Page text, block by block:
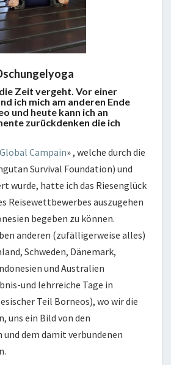
Zeit vergeht. Vor einer
ich mich am anderen Ende
und heute kann ich an
zurückdenken die ich
Global Campain» , welche durch die
Survival Foundation) und
wurde, hatte ich das Riesenglück
Reisewettbewerbes auszugehen
begeben zu können.
anderen (zufälligerweise alles)
Schweden, Dänemark,
und Australien
und lehrreiche Tage in
Teil Borneos), wo wir die
uns ein Bild von den
dem damit verbundenen